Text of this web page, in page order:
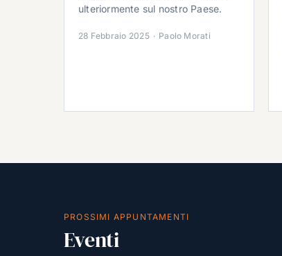
ulteriormente sul nostro Paese.
28 Febbraio 2025 · Paolo Morati
PROSSIMI APPUNTAMENTI
Eventi